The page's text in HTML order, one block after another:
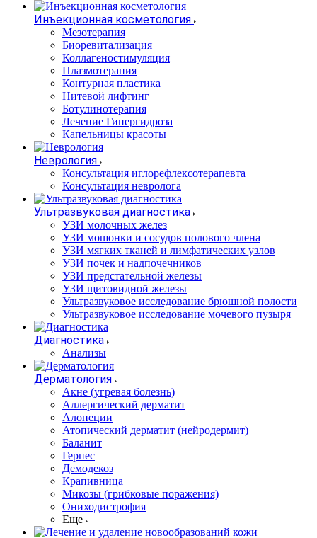
Инъекционная косметология
Мезотерапия
Биоревитализация
Коллагеностимуляция
Плазмотерапия
Контурная пластика
Нитевой лифтинг
Ботулинотерапия
Лечение Гипергидроза
Капельницы красоты
Неврология
Консультация иглорефлексотерапевта
Консультация невролога
Ультразвуковая диагностика
УЗИ молочных желез
УЗИ мошонки и сосудов полового члена
УЗИ мягких тканей и лимфатических узлов
УЗИ почек и надпочечников
УЗИ предстательной железы
УЗИ щитовидной железы
Ультразвуковое исследование брюшной полости
Ультразвуковое исследование мочевого пузыря
Диагностика
Анализы
Дерматология
Акне (угревая болезнь)
Аллергический дерматит
Алопеции
Атопический дерматит (нейродермит)
Баланит
Герпес
Демодекоз
Крапивница
Микозы (грибковые поражения)
Ониходистрофия
Еще